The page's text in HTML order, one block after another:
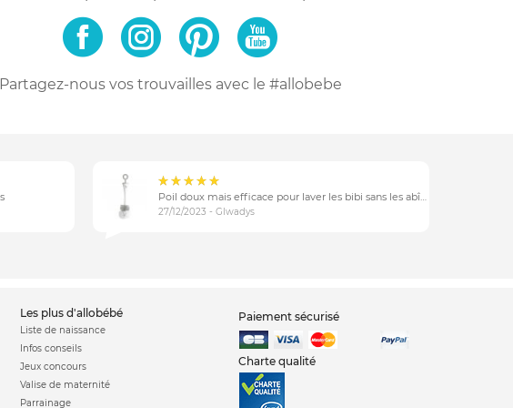
Partagez-nous vos trouvaillesavec le #allobebe
Poil doux mais efficace pour laver les bibi sans les abîmer
27/12/2023 - Glwadys
les plus d'allobébé
Liste de naissance
Infos conseils
Jeux concours
Valise de maternité
Parrainage
Paiement sécurisé
Charte qualité